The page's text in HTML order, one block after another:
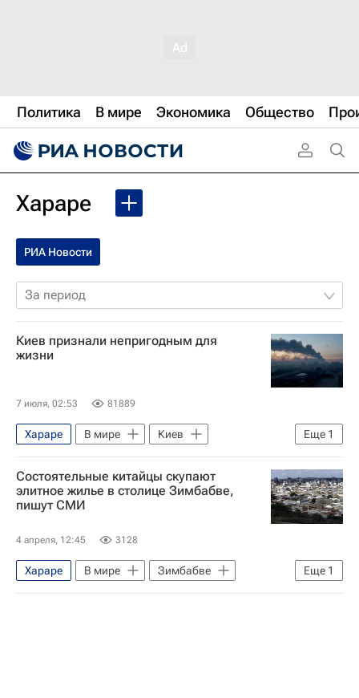
Политика В мире Экономика Общество
Хараре
РИА Новости
За период
Киев признали непригодным для
жизни
7 июля, 02:53 81889
Еще 1
Хараре В мире
Киев
Зимбабве
Состоятельные китайцы скупают
элитное жилье в столице Зимбабве,
пишут СМИ
4 апреля, 12:45 3128
Еще 1
Хараре В мире
Зимбабве
Китай